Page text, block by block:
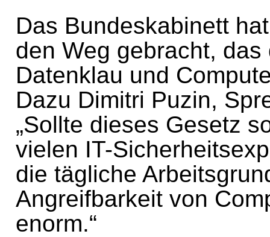
Das Bundeskabinett
den Weg gebracht,
Datenklau und
Dazu Dimitri Puzin,
„Sollte dieses Gesetz
vielen IT-
die tägliche
Angreifbarkeit von
enorm.“